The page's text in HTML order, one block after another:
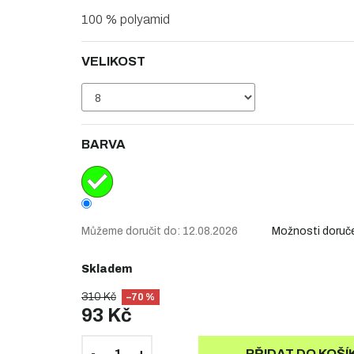
310 Kč –70 %
93 Kč
Skladem
VELIKOST
BARVA
Můžeme doručit do: 12.08.2026 Možnosti
100 % polyamid